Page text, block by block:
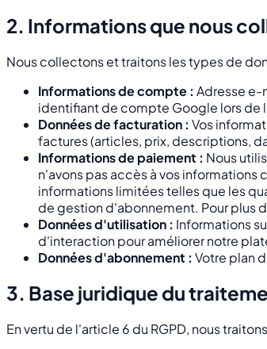
2. Informations que nous
Nous collectons et traitons les types de
Informations de compte : Adresse e-
identifiant de compte Google lors de
Données de facturation : Vos
factures (articles, prix, descriptions,
Informations de paiement : Nous
n'avons pas accès à vos
informations limitées telles que les
de gestion d'abonnement. Pour plus
Données d'utilisation : Informations
d'interaction pour améliorer notre
Données d'abonnement : Votre plan
3. Base juridique du
En vertu de l'article 6 du RGPD, nous